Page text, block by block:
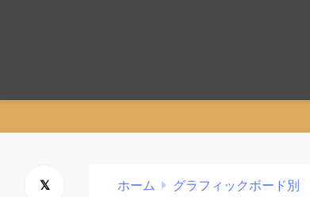
ホーム グラフィックボード別